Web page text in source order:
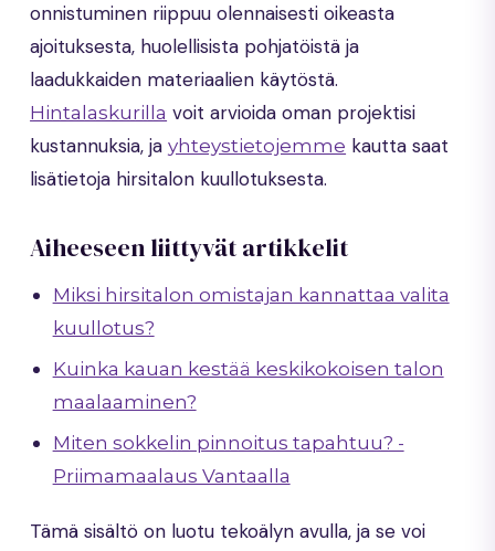
onnistuminen riippuu olennaisesti oikeasta
ajoituksesta, huolellisista pohjatöistä ja
laadukkaiden materiaalien käytöstä.
Hintalaskurilla voit arvioida oman projektisi
kustannuksia, jayhteystietojemme kautta saat
lisätietoja hirsitalon kuullotuksesta.
Aiheeseen liittyvät artikkelit
Miksi hirsitalon omistajan kannattaa valita
kuullotus?
Kuinka kauan kestää keskikokoisen talon
maalaaminen?
Miten sokkelin pinnoitus tapahtuu? -
Priimamaalaus Vantaalla
Tämä sisältö on luotu tekoälyn avulla, ja se voi